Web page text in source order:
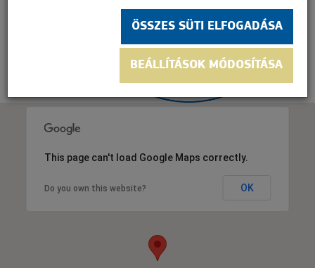
This page can't load Google Maps correctly.
Do you own this website? OK
ÖSSZES SÜTI ELFOGADÁSA
BEÁLLÍTÁSOK MÓDOSÍTÁSA